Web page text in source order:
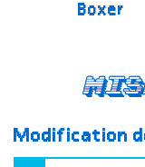
Boxer
Modification